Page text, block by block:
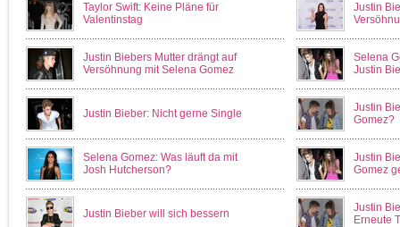
Taylor Swift: Keine Pläne für
Valentinstag
Justin
Justin Biebers Mutter drängt auf
Versöhnung mit Selena Gomez
Selena
Justin
Justin Bieber: Nicht gerne Single
Justin
Gomez?
Selena Gomez: Was läuft da mit
Josh Hutcherson?
Justin
Gomez
Justin Bieber will sich bessern
Justin
Erneute